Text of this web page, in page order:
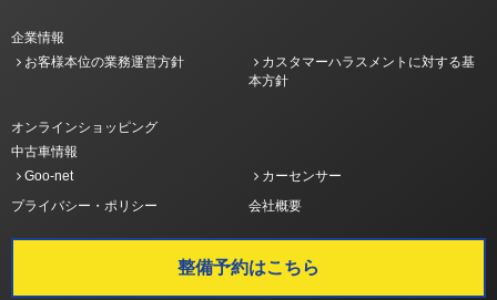
企業情報
お客様本位の業務運営方針
カスタマーハラスメントに対する基
本方針
オンラインショッピング
中古車情報
Goo-net
カーセンサー
プライバシー・ポリシー
会社概要
整備予約はこちら